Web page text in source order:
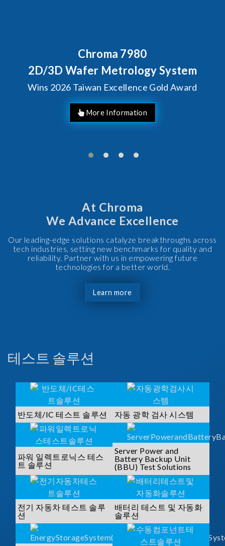
Behind Every Optics Breakthrough
Chroma's Reliability Test
Solutions for SiPh/PIC
Manufacturing
At Chroma
We Advance Excellence
Our leading-edge solutions catalyze breakthroughs across
tech industries, setting new benchmarks for quality and
reliability. Partner with us in empowering future
technologies for a better world.
Learn more
테스트 솔루션
반도체/IC 테스트 솔루션 자동 광학 검사 시스템
파워 일렉트로닉스 테스
트 솔루션
Server Power and
Battery Backup Unit
(BBU) Test Solutions
전기 자동차 테스트 솔루
션
배터리 테스트 및 자동화
솔루션